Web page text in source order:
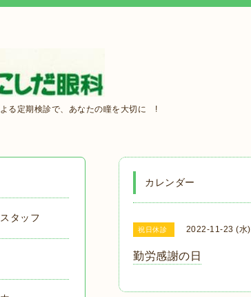
る定期検診で、あなたの瞳を大切に !
カレンダー
祝日休診 2022-11-23 (水)
勤労感謝の日
タッフ